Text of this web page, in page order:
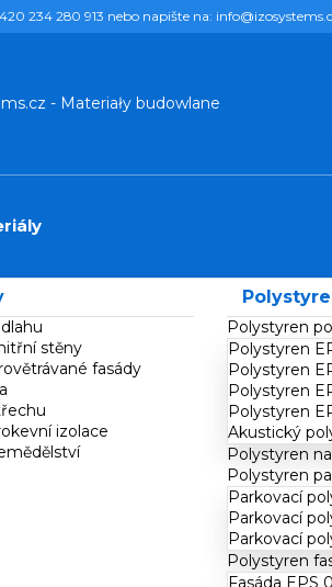
234 280 913 nebo napište na:
stěny
fasády
izolace
Polystyren
Polystyren
Polystyren
Polystyren
Polystyren
Akustický
Polystyren
Polystyren
Parkovací
Parkovací
Parkovací
Polystyren
Fasáda EPS